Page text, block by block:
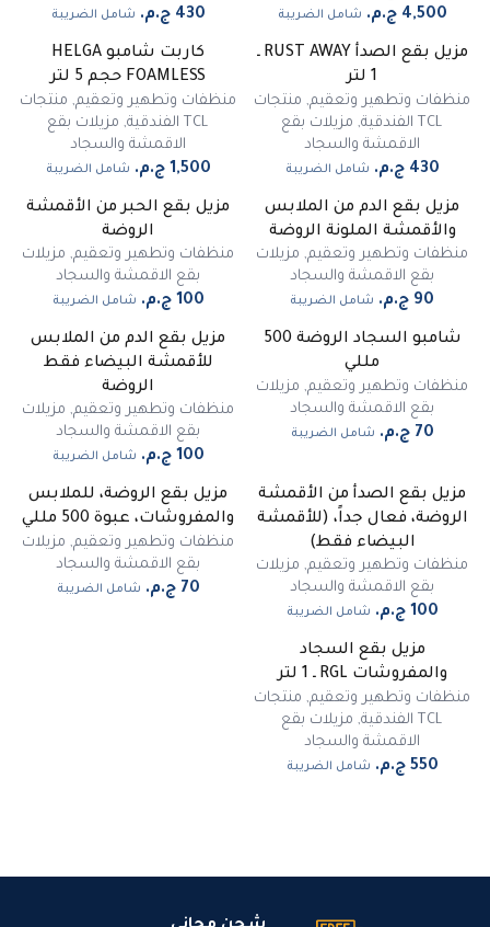
شامل الضريبة شامل الضريبة
مزيل بقع الصدأ RUST AWAY ـ
1 لتر
منظفات وتطهير وتعقيم, منتجات
TCL الفندقية
, مزيلات بقع
الاقمشة والسجاد
شامل الضريبة
كاربت شامبو HELGA
FOAMLESS حجم 5 لتر
منظفات وتطهير وتعقيم, منتجات
TCL الفندقية
, مزيلات بقع
الاقمشة والسجاد
شامل الضريبة
مزيل بقع الدم من الملابس
والأقمشة الملونة الروضة
منظفات وتطهير وتعقيم, مزيلات
بقع الاقمشة والسجاد
شامل الضريبة
مزيل بقع الحبر من الأقمشة
الروضة
منظفات وتطهير وتعقيم, مزيلات
بقع الاقمشة والسجاد
شامل الضريبة
شامبو السجاد الروضة 500
مللي
منظفات وتطهير وتعقيم, مزيلات
بقع الاقمشة والسجاد
شامل الضريبة
مزيل بقع الدم من الملابس
للأقمشة البيضاء فقط
الروضة
منظفات وتطهير وتعقيم, مزيلات
بقع الاقمشة والسجاد
شامل الضريبة
مزيل بقع الصدأ من الأقمشة
الروضة، فعال جداً، (للأقمشة
البيضاء فقط)
منظفات وتطهير وتعقيم, مزيلات
بقع الاقمشة والسجاد
شامل الضريبة
مزيل بقع الروضة، للملابس
والمفروشات، عبوة 500 مللي
منظفات وتطهير وتعقيم, مزيلات
بقع الاقمشة والسجاد
شامل الضريبة
مزيل بقع السجاد
والمفروشات RGL ـ 1 لتر
منظفات وتطهير وتعقيم, منتجات
TCL الفندقية
, مزيلات بقع
الاقمشة والسجاد
شامل الضريبة